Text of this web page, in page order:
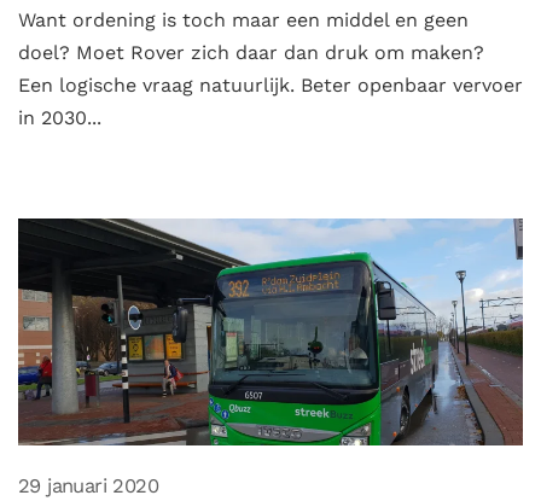
Want ordening is toch maar een middel en geen
doel? Moet Rover zich daar dan druk om maken?
Een logische vraag natuurlijk. Beter openbaar vervoer
in 2030...
29 januari 2020